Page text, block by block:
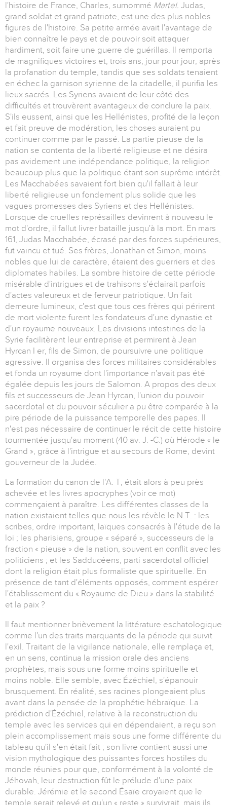
l'histoire de France, Charles, surnommé Martel. Judas,
grand soldat et grand patriote, est une des plus nobles
figures de l'histoire. Sa petite armée avait l'avantage de
bien connaître le pays et de pouvoir soit attaquer
hardiment, soit faire une guerre de guérillas. Il remporta
de magnifiques victoires et, trois ans, jour pour jour, après
la profanation du temple, tandis que ses soldats tenaient
en échec la garnison syrienne de la citadelle, il purifia les
lieux sacrés. Les Syriens avaient de leur côté des
difficultés et trouvèrent avantageux de conclure la paix.
S'ils eussent, ainsi que les Hellénistes, profité de la leçon
et fait preuve de modération, les choses auraient pu
continuer comme par le passé. La partie pieuse de la
nation se contenta de la liberté religieuse et ne désira
pas avidement une indépendance politique, la religion
beaucoup plus que la politique étant son suprême intérêt.
Les Macchabées savaient fort bien qu'il fallait à leur
liberté religieuse un fondement plus solide que les
vagues promesses des Syriens et des Hellénistes.
Lorsque de cruelles représailles devinrent à nouveau le
mot d'ordre, il fallut livrer bataille jusqu'à la mort. En mars
161, Judas Macchabée, écrasé par des forces supérieures,
fut vaincu et tué. Ses frères, Jonathan et Simon, moins
nobles que lui de caractère, étaient des guerriers et des
diplomates habiles. La sombre histoire de cette période
misérable d'intrigues et de trahisons s'éclairait parfois
d'actes valeureux et de ferveur patriotique. Un fait
demeure lumineux, c'est que tous ces frères qui périrent
de mort violente furent les fondateurs d'une dynastie et
d'un royaume nouveaux. Les divisions intestines de la
Syrie facilitèrent leur entreprise et permirent à Jean
Hyrcan I er, fils de Simon, de poursuivre une politique
agressive. Il organisa des forces militaires considérables
et fonda un royaume dont l'importance n'avait pas été
égalée depuis les jours de Salomon. A propos des deux
fils et successeurs de Jean Hyrcan, l'union du pouvoir
sacerdotal et du pouvoir séculier a pu être comparée à la
pire période de la puissance temporelle des papes. Il
n'est pas nécessaire de continuer le récit de cette histoire
tourmentée jusqu'au moment (40 av. J. -C.) où Hérode « le
Grand », grâce à l'intrigue et au secours de Rome, devint
gouverneur de la Judée.
La formation du canon de l'A. T, était alors à peu près
achevée et les livres apocryphes (voir ce mot)
commençaient à paraître. Les différentes classes de la
nation existaient telles que nous les révèle le N.T. : les
scribes, ordre important, laïques consacrés à l'étude de la
loi ; les pharisiens, groupe « séparé », successeurs de la
fraction « pieuse » de la nation, souvent en conflit avec les
politiciens ; et les Sadducéens, parti sacerdotal officiel
dont la religion était plus formaliste que spirituelle. En
présence de tant d'éléments opposés, comment espérer
l'établissement du « Royaume de Dieu » dans la stabilité
et la paix ?
Il faut mentionner brièvement la littérature eschatologique
comme l'un des traits marquants de la période qui suivit
l'exil. Traitant de la vigilance nationale, elle remplaça et,
en un sens, continua la mission orale des anciens
prophètes, mais sous une forme moins spirituelle et
moins noble. Elle semble, avec Ézéchiel, s'épanouir
brusquement. En réalité, ses racines plongeaient plus
avant dans la pensée de la prophétie hébraïque. La
prédiction d'Ézéchiel, relative à la reconstruction du
temple avec les services qui en dépendaient, a reçu son
plein accomplissement mais sous une forme différente du
tableau qu'il s'en était fait ; son livre contient aussi une
vision mythologique des puissantes forces hostiles du
monde réunies pour que, conformément à la volonté de
Jéhovah, leur destruction fût le prélude d'une paix
durable. Jérémie et le second Ésaïe croyaient que le
temple serait relevé et qu'un « reste » survivrait, mais ils